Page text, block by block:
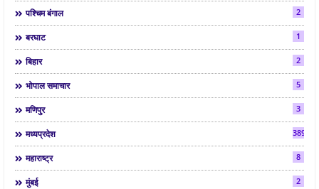
पश्चिम बंगाल 2
बरघाट 1
बिहार 2
भोपाल समाचार 5
मणिपुर 3
मध्यप्रदेश 3892
महाराष्ट्र 8
मुंबई 2